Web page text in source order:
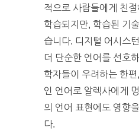
적으로 사람들에게 친
학습되지만, 학습된 기
습니다. 디지털 어시스
더 단순한 언어를 선호
학자들이 우려하는 한
인 언어로 알렉사에게
의 언어 표현에도 영향
다.